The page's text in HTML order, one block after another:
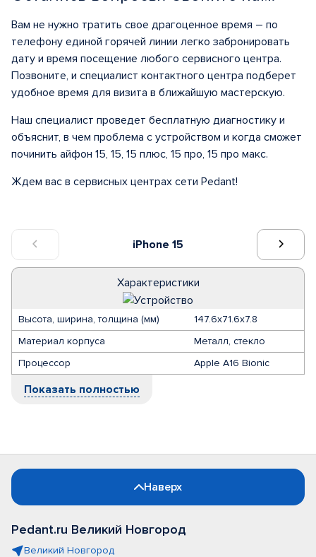
iPhone 15
Характеристики
Высота, ширина, толщина (мм)
147.6x71.6x7.8
Материал корпуса
Металл, стекло
Процессор
Apple A16 Bionic
Показать полностью
Вам не нужно тратить свое драгоценное время – по
телефону единой горячей линии легко забронировать
дату и время посещение любого сервисного центра.
Позвоните, и специалист контактного центра подберет
удобное время для визита в ближайшую мастерскую.
Наш специалист проведет бесплатную диагностику и
объяснит, в чем проблема с устройством и когда сможет
починить айфон 15, 15, 15 плюс, 15 про, 15 про макс.
Ждем вас в сервисных центрах сети Pedant!
Наверх
Pedant.ru Великий Новгород
Великий Новгород